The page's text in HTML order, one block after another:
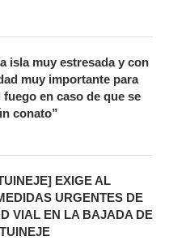
isla muy estresada y con
muy importante para
fuego en caso de que se
conato”
EXIGE AL
URGENTES DE
VIAL EN LA BAJADA DE